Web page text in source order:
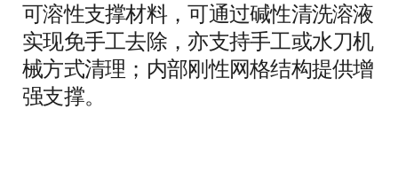
可溶性支撑材料，可通过碱性清洗溶液
实现免手工去除，亦支持手工或水刀机
械方式清理；内部刚性网格结构提供增
强支撑。